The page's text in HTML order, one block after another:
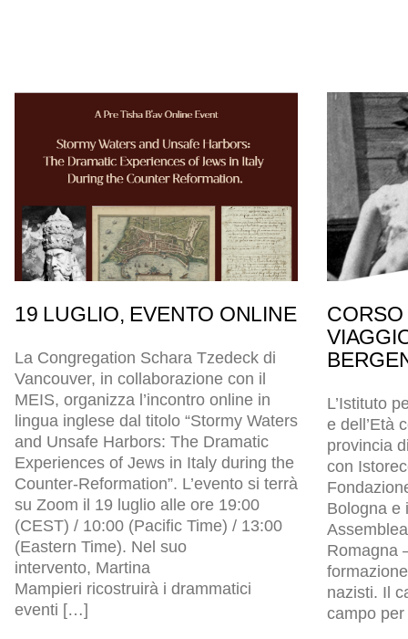
19 LUGLIO, EVENTO ONLINE
La Congregation Schara Tzedeck di
Vancouver, in collaborazione con il
MEIS, organizza l’incontro online in
lingua inglese dal titolo “Stormy Waters
and Unsafe Harbors: The Dramatic
Experiences of Jews in Italy during the
Counter-Reformation”. L’evento si terrà
su Zoom il 19 luglio alle ore 19:00
(CEST) / 10:00 (Pacific Time) / 13:00
(Eastern Time). Nel suo
intervento, Martina
Mampieri ricostruirà i drammatici
eventi […]
L’Istituto
e dell’Età
provincia
con
Bologna e
Romagna
nazisti. Il
campo